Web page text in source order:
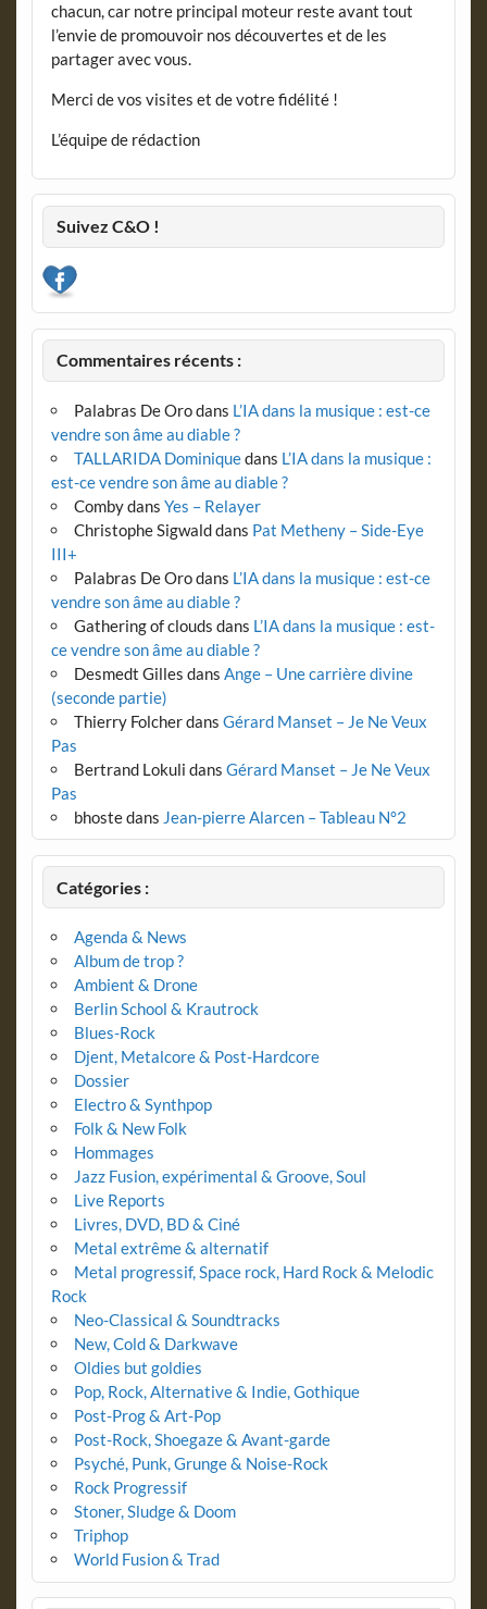
chacun, car notre principal moteur reste avant tout
l’envie de promouvoir nos découvertes et de les
partager avec vous.
Merci de vos visites et de votre fidélité !
L’équipe de rédaction
Suivez C&O !
Commentaires récents :
Palabras De Orodans L’IA dans la musique : est-ce
vendre son âme au diable ?
TALLARIDA Dominiquedans L’IA dans la musique :
est-ce vendre son âme au diable ?
Combydans Yes – Relayer
Christophe Sigwalddans Pat Metheny – Side-Eye
III+
Palabras De Orodans L’IA dans la musique : est-ce
vendre son âme au diable ?
Gathering of clouds dans L’IA dans la musique : est-
ce vendre son âme au diable ?
Desmedt Gilles dans Ange – Une carrière divine
(seconde partie)
Thierry Folcherdans Gérard Manset – Je Ne Veux
Pas
Bertrand Lokuli dans Gérard Manset – Je Ne Veux
Pas
bhostedans Jean-pierre Alarcen – Tableau N°2
Catégories :
Agenda & News
Album de trop ?
Ambient & Drone
Berlin School & Krautrock
Blues-Rock
Djent, Metalcore & Post-Hardcore
Dossier
Electro & Synthpop
Folk & New Folk
Hommages
Jazz Fusion, expérimental & Groove, Soul
Live Reports
Livres, DVD, BD & Ciné
Metal extrême & alternatif
Metal progressif, Space rock, Hard Rock & Melodic
Rock
Neo-Classical & Soundtracks
New, Cold & Darkwave
Oldies but goldies
Pop, Rock, Alternative & Indie, Gothique
Post-Prog & Art-Pop
Post-Rock, Shoegaze & Avant-garde
Psyché, Punk, Grunge & Noise-Rock
Rock Progressif
Stoner, Sludge & Doom
Triphop
World Fusion & Trad